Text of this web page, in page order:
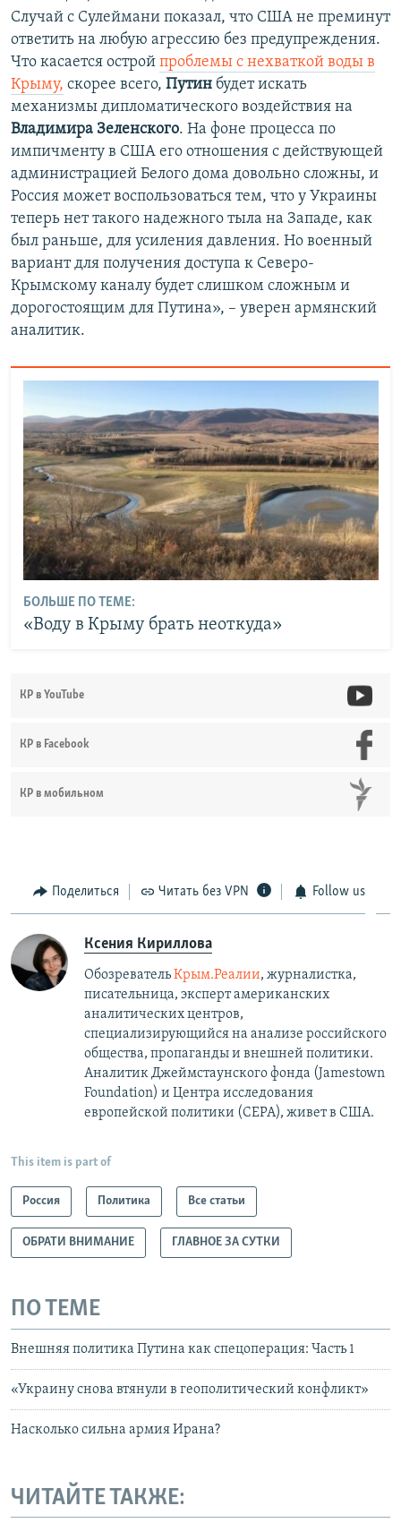
Случай с Сулеймани показал, что США не преминут
ответить на любую агрессию без предупреждения.
Что касается острой проблемы с нехваткой воды в
Крыму, скорее всего, Путин будет искать
механизмы дипломатического воздействия на
Владимира Зеленского. На фоне процесса по
импичменту в США его отношения с действующей
администрацией Белого дома довольно сложны, и
Россия может воспользоваться тем, что у Украины
теперь нет такого надежного тыла на Западе, как
был раньше, для усиления давления. Но военный
вариант для получения доступа к Северо-
Крымскому каналу будет слишком сложным и
дорогостоящим для Путина», – уверен армянский
аналитик.
БОЛЬШЕ ПО ТЕМЕ:
«Воду в Крыму брать неоткуда»
КР в YouTube
КР в Facebook
КР в мобильном
Поделиться Читать без VPN Follow us
Ксения Кириллова
ОбозревательКрым.Реалии, журналистка,
писательница, эксперт американских
аналитических центров,
специализирующийся на анализе российского
общества, пропаганды и внешней политики.
Аналитик Джеймстаунского фонда (Jamestown
Foundation) и Центра исследования
европейской политики (CEPA), живет в США.
This item is part of
Россия Политика Все статьи
ОБРАТИ ВНИМАНИЕ ГЛАВНОЕ ЗА СУТКИ
ПО ТЕМЕ
Внешняя политика Путина как спецоперация: Часть 1
«Украину снова втянули в геополитический конфликт»
Насколько сильна армия Ирана?
ЧИТАЙТЕ ТАКЖЕ: